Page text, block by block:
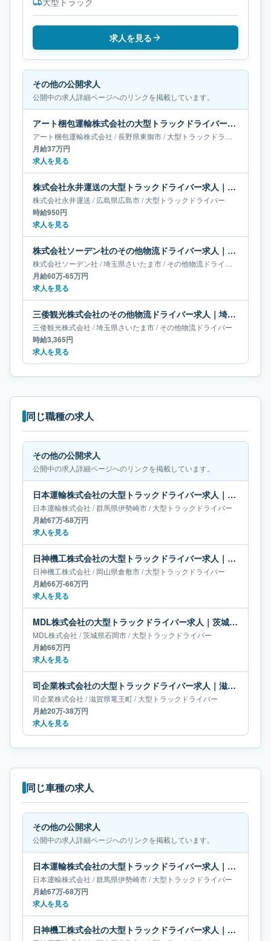
求人を見る
その他の公開求人
公開中の求人詳細ページへのリンクを掲載しています。
アート梱包運輸株式会社の大型トラックドライバー求人｜長野県東御市｜月給37万円
アート梱包運輸株式会社 /長野県東御市/大型トラックドライバー
月給37万円
求人を見る
株式会社永井運送の大型トラックドライバー求人｜広島県広島市
株式会社永井運送 /広島県広島市/大型トラックドライバー
時給950円
求人を見る
株式会社ソーデン社のその他物流ドライバー求人｜埼玉県さいたま市｜月給60万-65万円
株式会社ソーデン社 /埼玉県さいたま市/その他物流ドライバー
月給60万-65万円
求人を見る
三倭観光株式会社のその他物流ドライバー求人｜埼玉県さいたま市
三倭観光株式会社 /埼玉県さいたま市/その他物流ドライバー
時給3,365円
求人を見る
同じ職種の求人
その他の公開求人
公開中の求人詳細ページへのリンクを掲載しています。
日本運輸株式会社の大型トラックドライバー求人｜群馬県伊勢崎市｜月給67万-68万円
日本運輸株式会社 /群馬県伊勢崎市/大型トラックドライバー
月給67万-68万円
求人を見る
日神機工株式会社の大型トラックドライバー求人｜岡山県倉敷市｜月給66万-66万円
日神機工株式会社 /岡山県倉敷市/大型トラックドライバー
月給66万-66万円
求人を見る
MDL株式会社の大型トラックドライバー求人｜茨城県石岡市｜月給66万円
MDL株式会社 /茨城県石岡市/大型トラックドライバー
月給66万円
求人を見る
司企業株式会社の大型トラックドライバー求人｜滋賀県竜王町｜月給20万-38万円
司企業株式会社 /滋賀県竜王町/大型トラックドライバー
月給20万-38万円
求人を見る
同じ車種の求人
その他の公開求人
公開中の求人詳細ページへのリンクを掲載しています。
日本運輸株式会社の大型トラックドライバー求人｜群馬県伊勢崎市｜月給67万-68万円
日本運輸株式会社 /群馬県伊勢崎市/大型トラックドライバー
月給67万-68万円
求人を見る
日神機工株式会社の大型トラックドライバー求人｜岡山県倉敷市｜月給66万-66万円